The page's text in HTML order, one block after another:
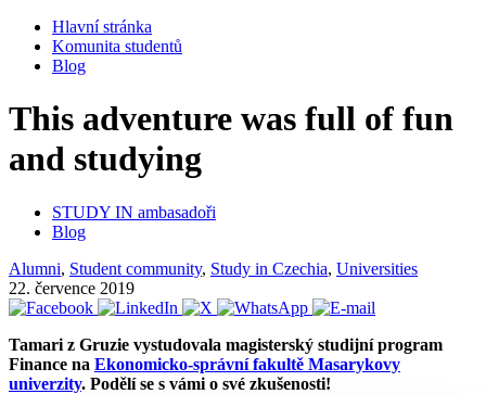
Hlavní stránka
Komunita studentů
Blog
This adventure was full of fun
and studying
STUDY IN ambasadoři
Blog
Alumni, Student community, Study in Czechia, Universities
22. července 2019
Tamari z Gruzie vystudovala magisterský studijní program
Finance na Ekonomicko-správní fakultě Masarykovy
univerzity. Podělí se s vámi o své zkušenosti!